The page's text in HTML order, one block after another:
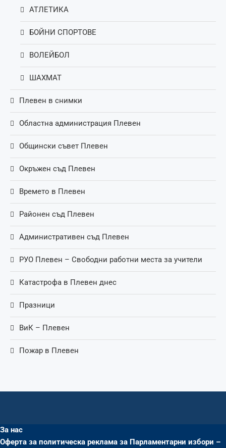
АТЛЕТИКА
БОЙНИ СПОРТОВЕ
ВОЛЕЙБОЛ
ШАХМАТ
Плевен в снимки
Областна администрация Плевен
Общински съвет Плевен
Окръжен съд Плевен
Времето в Плевен
Районен съд Плевен
Административен съд Плевен
РУО Плевен – Свободни работни места за учители
Катастрофа в Плевен днес
Празници
ВиК – Плевен
Пожар в Плевен
За нас
Оферта за политическа реклама за Парламентарни избори –